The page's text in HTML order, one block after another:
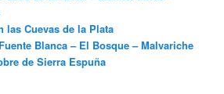
las Cuevas de la Plata
Blanca – El Bosque – Malvariche
de Sierra Espuña